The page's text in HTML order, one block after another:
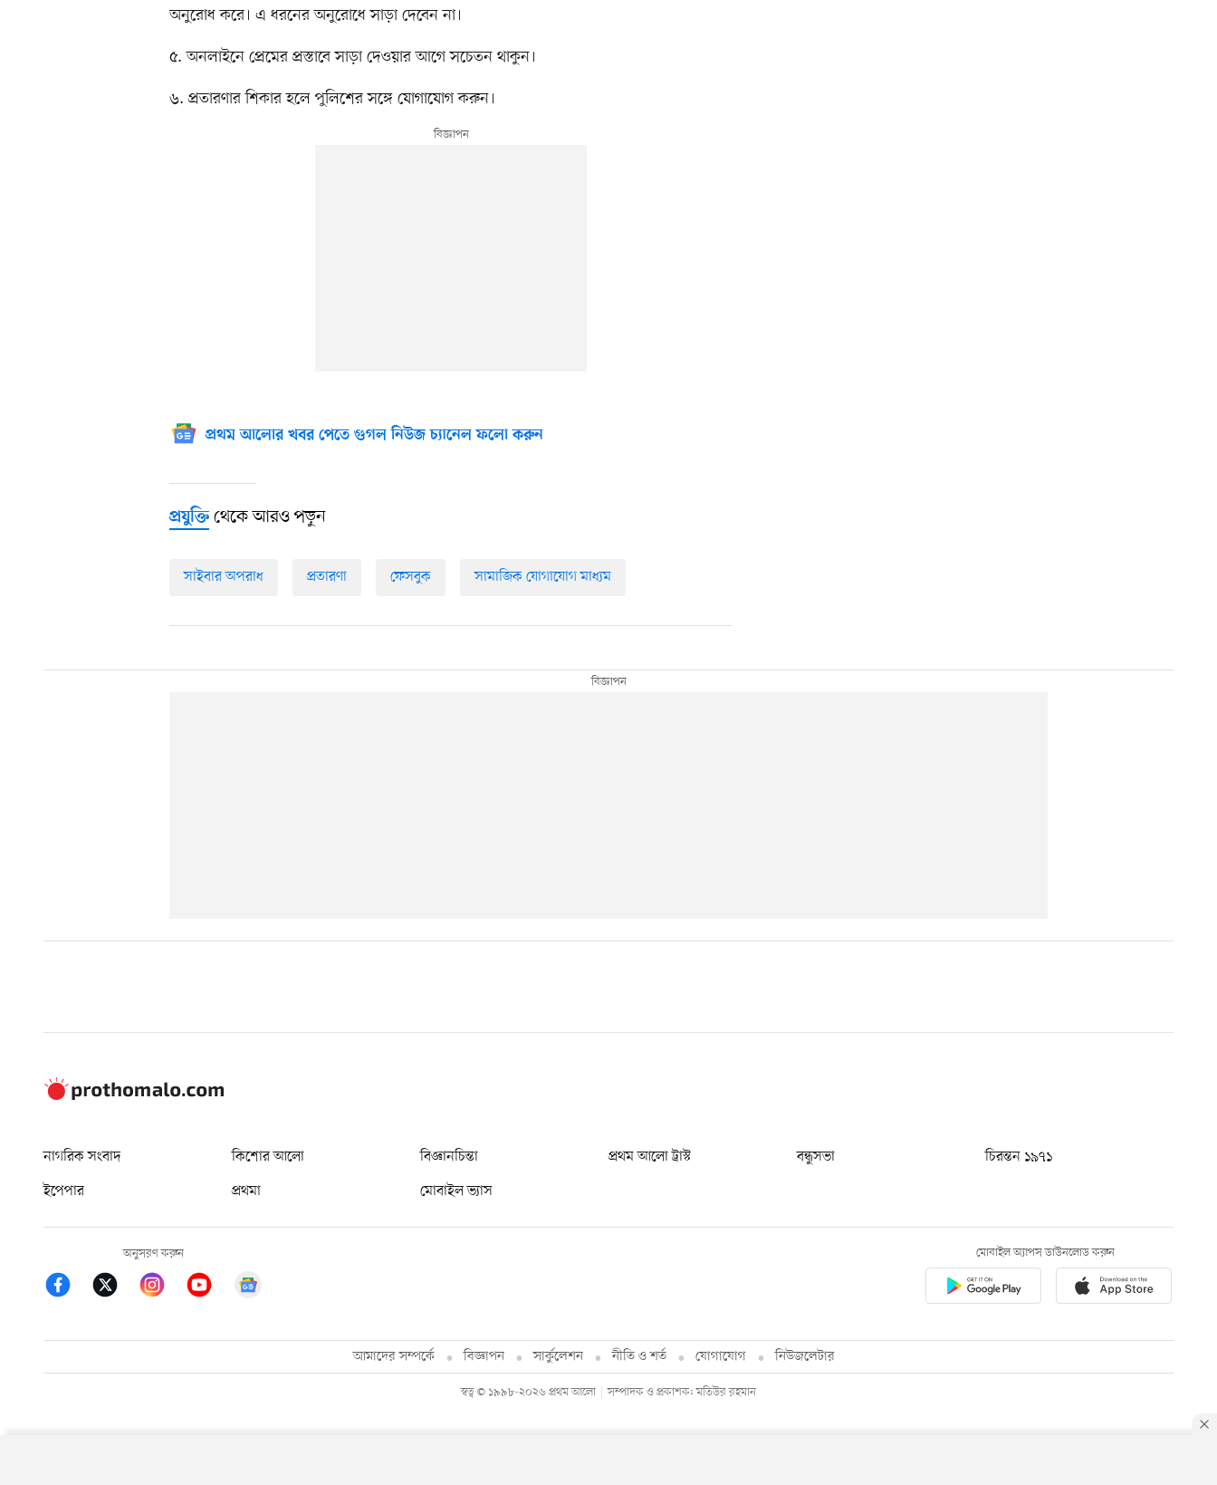
অনুরোধ করে। এ ধরনের অনুরোধে সাড়া দেবেন না।
৫. অনলাইনে প্রেমের প্রস্তাবে সাড়া দেওয়ার আগে সচেতন থাকুন।
৬. প্রতারণার শিকার হলে পুলিশের সঙ্গে যোগাযোগ করুন।
প্রথম আলোর খবর পেতে গুগল নিউজ চ্যানেল ফলো করুন
প্রযুক্তি থেকে আরও পড়ুন
সাইবার অপরাধ প্রতারণা ফেসবুক সামাজিক যোগাযোগ মাধ্যম
নাগরিক সংবাদ কিশোর আলো বিজ্ঞানচিন্তা প্রথম আলো ট্রাস্ট বন্ধুসভা
চিরন্তন ১৯৭১
ইপেপার
প্রথমা মোবাইল ভ্যাস
অনুসরণ করুন মোবাইল অ্যাপস ডাউনলোড করুন
আমাদের সম্পর্কে বিজ্ঞাপন সার্কুলেশন নীতি ও শর্ত যোগাযোগ নিউজলেটার
স্বত্ব © ১৯৯৮-২০২৬ প্রথম আলো সম্পাদক ও প্রকাশক: মতিউর রহমান